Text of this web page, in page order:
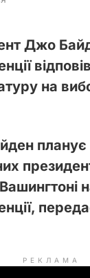
Джо
на
планує
РЕКЛАМА